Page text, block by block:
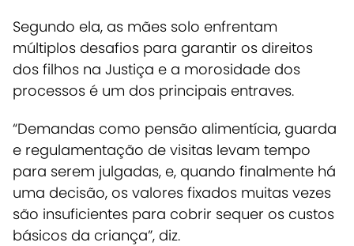
Segundo ela, as mães solo enfrentam
múltiplos desafios para garantir os direitos
dos filhos na Justiça e a morosidade dos
processos é um dos principais entraves.
“Demandas como pensão alimentícia, guarda
e regulamentação de visitas levam tempo
para serem julgadas, e, quando finalmente há
uma decisão, os valores fixados muitas vezes
são insuficientes para cobrir sequer os custos
básicos da criança”, diz.